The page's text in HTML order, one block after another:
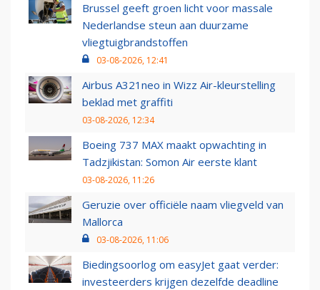
Brussel geeft groen licht voor massale
Nederlandse steun aan duurzame
vliegtuigbrandstoffen
03-08-2026, 12:41
Airbus A321neo in Wizz Air-kleurstelling
beklad met graffiti
03-08-2026, 12:34
Boeing 737 MAX maakt opwachting in
Tadzjikistan: Somon Air eerste klant
03-08-2026, 11:26
Geruzie over officiële naam vliegveld van
Mallorca
03-08-2026, 11:06
Biedingsoorlog om easyJet gaat verder:
investeerders krijgen dezelfde deadline